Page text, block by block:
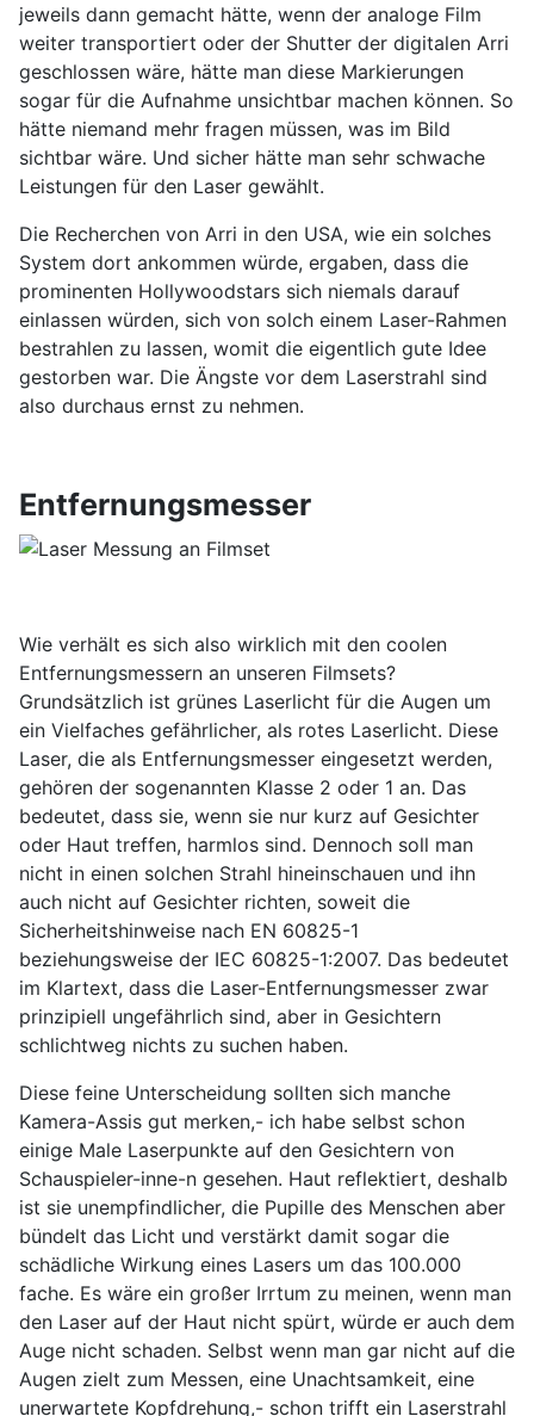
jeweils dann gemacht hätte, wenn der analoge Film
weiter transportiert oder der Shutter der digitalen Arri
geschlossen wäre, hätte man diese Markierungen
sogar für die Aufnahme unsichtbar machen können. So
hätte niemand mehr fragen müssen, was im Bild
sichtbar wäre. Und sicher hätte man sehr schwache
Leistungen für den Laser gewählt.
Die Recherchen von Arri in den USA, wie ein solches
System dort ankommen würde, ergaben, dass die
prominenten Hollywoodstars sich niemals darauf
einlassen würden, sich von solch einem Laser-Rahmen
bestrahlen zu lassen, womit die eigentlich gute Idee
gestorben war. Die Ängste vor dem Laserstrahl sind
also durchaus ernst zu nehmen.
Entfernungsmesser
Wie verhält es sich also wirklich mit den coolen
Entfernungsmessern an unseren Filmsets?
Grundsätzlich ist grünes Laserlicht für die Augen um
ein Vielfaches gefährlicher, als rotes Laserlicht. Diese
Laser, die als Entfernungsmesser eingesetzt werden,
gehören der sogenannten Klasse 2 oder 1 an. Das
bedeutet, dass sie, wenn sie nur kurz auf Gesichter
oder Haut treffen, harmlos sind. Dennoch soll man
nicht in einen solchen Strahl hineinschauen und ihn
auch nicht auf Gesichter richten, soweit die
Sicherheitshinweise nach EN 60825-1
beziehungsweise der IEC 60825-1:2007. Das bedeutet
im Klartext, dass die Laser-Entfernungsmesser zwar
prinzipiell ungefährlich sind, aber in Gesichtern
schlichtweg nichts zu suchen haben.
Diese feine Unterscheidung sollten sich manche
Kamera-Assis gut merken,- ich habe selbst schon
einige Male Laserpunkte auf den Gesichtern von
Schauspieler-inne-n gesehen. Haut reflektiert, deshalb
ist sie unempfindlicher, die Pupille des Menschen aber
bündelt das Licht und verstärkt damit sogar die
schädliche Wirkung eines Lasers um das 100.000
fache. Es wäre ein großer Irrtum zu meinen, wenn man
den Laser auf der Haut nicht spürt, würde er auch dem
Auge nicht schaden. Selbst wenn man gar nicht auf die
Augen zielt zum Messen, eine Unachtsamkeit, eine
unerwartete Kopfdrehung,- schon trifft ein Laserstrahl